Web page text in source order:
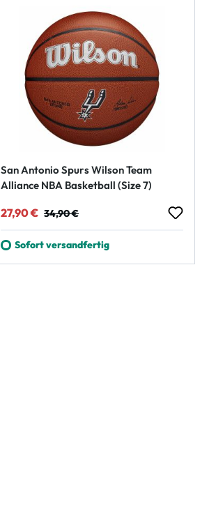
San Antonio Spurs Wilson Team
Alliance NBA Basketball (Size 7)
Verkaufspreis:
27,90 € Regulärer Preis:
34,90 €
Sofort versandfertig